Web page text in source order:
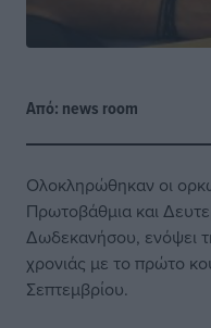
Από: news room
Ολοκληρώθηκαν οι
Πρωτοβάθμια και
Δωδεκανήσου, ενόψει
χρονιάς με το πρώτο
Σεπτεμβρίου.